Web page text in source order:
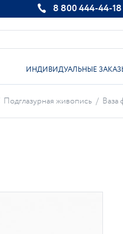
8 800 444-44-18
ИНДИВИДУАЛЬНЫЕ
Подглазурная живопись / Ваза